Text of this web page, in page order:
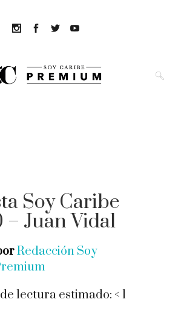
Soy Caribe
– Juan Vidal
Redacción Soy
lectura estimado: < 1